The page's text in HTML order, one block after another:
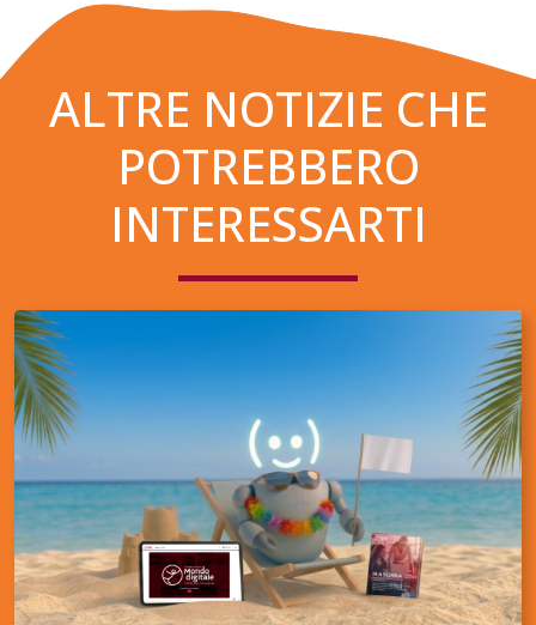
ALTRE NOTIZIE CHE
POTREBBERO
INTERESSARTI